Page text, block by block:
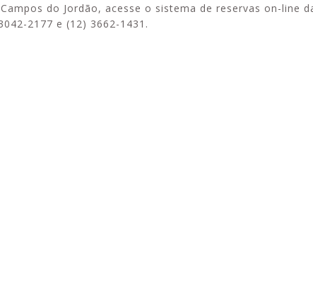
do Jordão, acesse o sistema de reservas on-line
2177 e (12) 3662-1431.